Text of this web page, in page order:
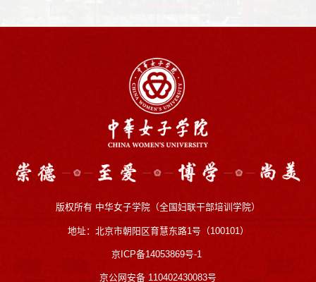
版权所有 中华女子学院（全国妇联干部培训学院）
地址：北京市朝阳区育慧东路1号（100101）
京ICP备14053869号-1
京公网安备 110402430083号